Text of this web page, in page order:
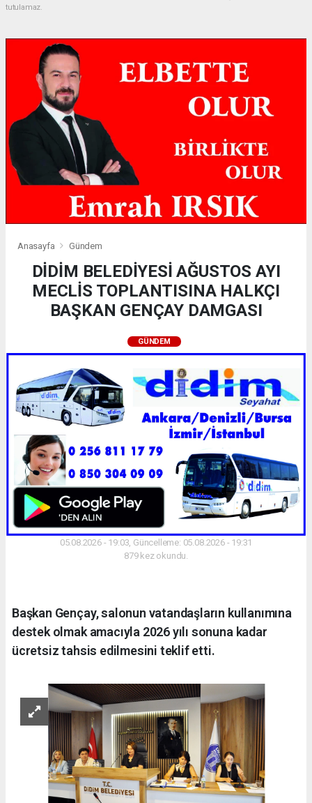
tutulamaz.
Anasayfa Gündem
DİDİM BELEDİYESİ AĞUSTOS AYI
MECLİS TOPLANTISINA HALKÇI
BAŞKAN GENÇAY DAMGASI
GÜNDEM
05.08.2026 - 19:03, Güncelleme: 05.08.2026 - 19:31
879 kez okundu.
Başkan Gençay, salonun vatandaşların kullanımına
destek olmak amacıyla 2026 yılı sonuna kadar
ücretsiz tahsis edilmesini teklif etti.